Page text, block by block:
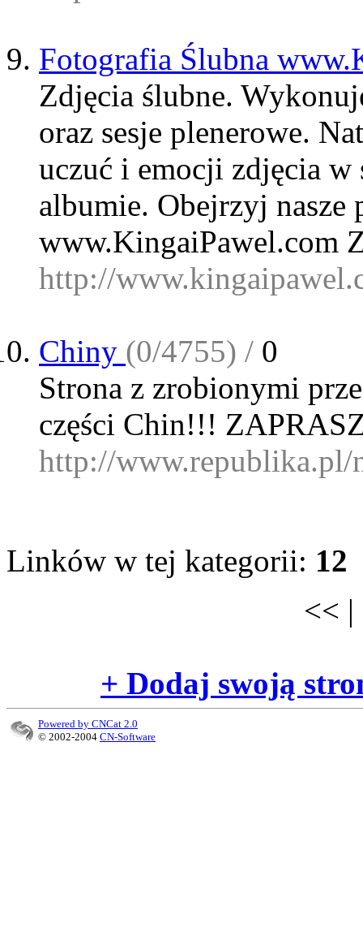
Fotografia Ślubna
Zdjęcia ślubne.
oraz sesje plenerowe.
uczuć i emocji zdjęcia
albumie. Obejrzyj nasze
www.KingaiPawel.com
http://
Chiny (0/4755) / 0
Strona z zrobionymi
części Chin!!!
http://www.republika.pl/
Linków w tej kategorii: 12
<< |
+ Dodaj swoją
Powered by CNCat 2.0
© 2002-2004 CN-Software